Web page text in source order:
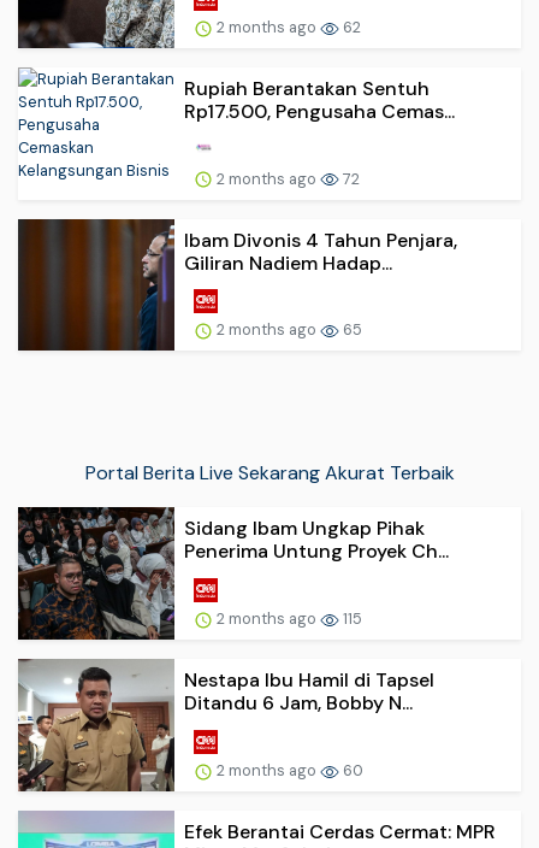
2 months ago 62
Rupiah Berantakan Sentuh
Rp17.500, Pengusaha Cemas...
2 months ago 72
Ibam Divonis 4 Tahun Penjara,
Giliran Nadiem Hadap...
2 months ago 65
Portal Berita Live Sekarang Akurat Terbaik
Sidang Ibam Ungkap Pihak
Penerima Untung Proyek Ch...
2 months ago 115
Nestapa Ibu Hamil di Tapsel
Ditandu 6 Jam, Bobby N...
2 months ago 60
Efek Berantai Cerdas Cermat: MPR